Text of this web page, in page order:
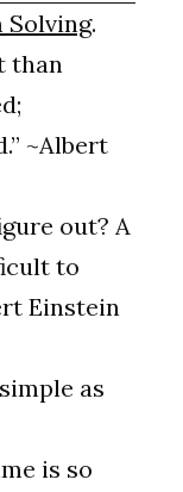
Solving.
than
~Albert
out? A
to
Einstein
as
is so